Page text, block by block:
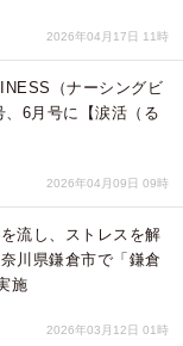
2026年04月17日 11時
（ナーシングビ
6月号に【涙活（る
2026年04月09日 09時
流し、ストレスを解
川県鎌倉市で「鎌倉
施
2026年03月12日 01時